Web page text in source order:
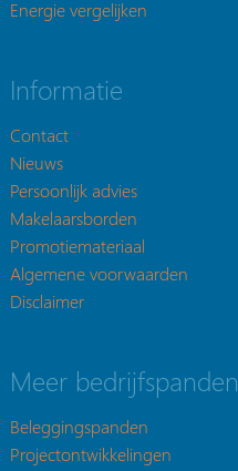
Energie vergelijken
Informatie
Contact
Nieuws
Persoonlijk advies
Makelaarsborden
Promotiemateriaal
Algemene voorwaarden
Disclaimer
Meer bedrijfspanden
Beleggingspanden
Projectontwikkelingen